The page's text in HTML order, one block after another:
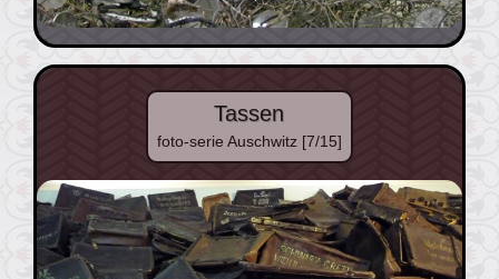
Tassen
foto-serie Auschwitz [7/15]